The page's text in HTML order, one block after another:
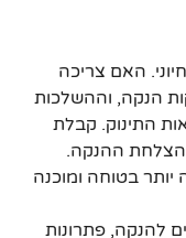
האם צריכה
הנקה, וההשלכות
התינוק. קבלת
בהצלחת ההנקה.
בטוחה ומוכנה
להנקה, פתרונות